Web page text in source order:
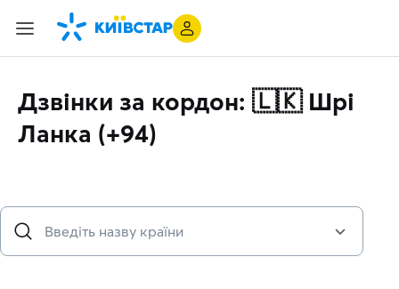
Дзвінки за кордон: 🇱🇰 Шрі
Ланка (+94)